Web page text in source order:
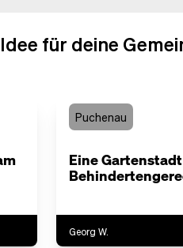
für deine
Puchenau
Eine
Georg W.